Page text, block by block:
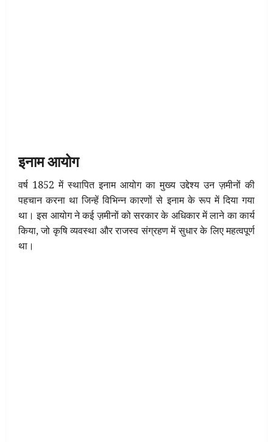
इनाम आयोग
वर्ष 1852 में स्थापित इनाम आयोग का मुख्य उद्देश्य उन ज़मीनों की
पहचान करना था जिन्हें विभिन्न कारणों से इनाम के रूप में दिया गया
था। इस आयोग ने कई ज़मीनों को सरकार के अधिकार में लाने का कार्य
किया, जो कृषि व्यवस्था और राजस्व संग्रहण में सुधार के लिए महत्वपूर्ण
था।